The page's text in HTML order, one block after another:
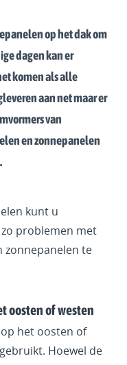
op het dak om
dagen kan er
komen als alle
aan net maar er
van
en zonnepanelen
kunt u
problemen met
zonnepanelen te
oosten of westen
het oosten of
Hoewel de